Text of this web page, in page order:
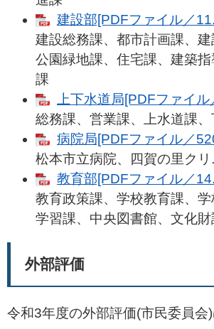
建設部[PDFファイル／
建設総務課、都市計画課、建
公園緑地課、住宅課、建築
課
上下水道局[PDFファイ
総務課、営業課、上水道課
病院局[PDFファイル／
松本市立病院、四賀の里クリ
教育部[PDFファイル／
教育政策課、学校教育課、
学習課、中央図書館、文化
外部評価
令和3年度の外部評価(市民委員会